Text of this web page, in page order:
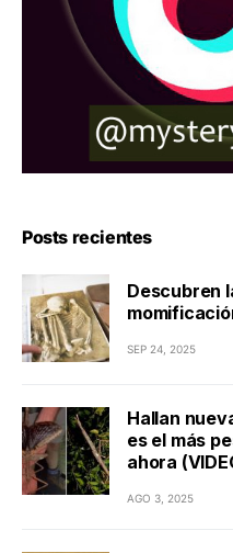
Posts recientes
Descubren
SEP 24, 2025
Hallan
es el más
ahora
AGO 3, 2025